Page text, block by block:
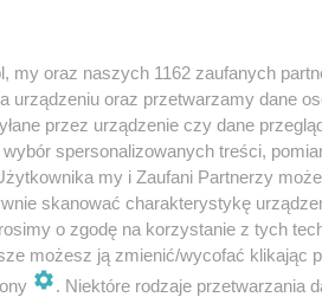
my oraz naszych 1162 zaufanych
urządzeniu oraz przetwarzamy dane
przez urządzenie czy dane
spersonalizowanych treści,
my i Zaufani Partnerzy
skanować charakterystykę
o zgodę na korzystanie z tych
możesz ją zmienić/wycofać klikając
. Niektóre rodzaje przetwarzania